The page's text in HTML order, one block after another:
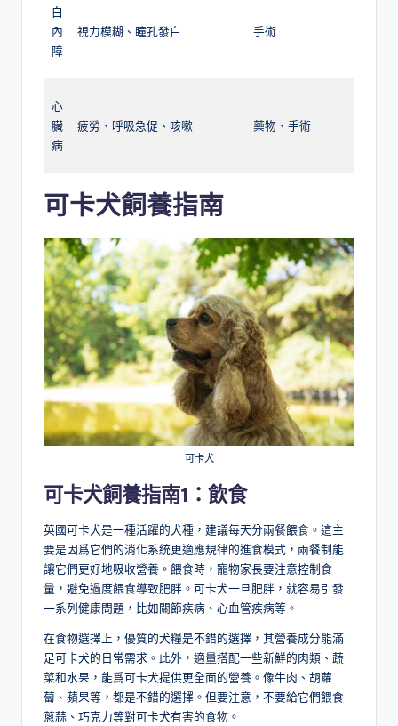
白
內
障
視力模糊、瞳孔發白 手術
心
臟
病
疲勞、呼吸急促、咳嗽 藥物、手術
可卡犬飼養指南
可卡犬
可卡犬飼養指南1：飲食
英國可卡犬是一種活躍的犬種，建議每天分兩餐餵食。這主
要是因爲它們的消化系統更適應規律的進食模式，兩餐制能
讓它們更好地吸收營養。餵食時，寵物家長要注意控制食
量，避免過度餵食導致肥胖。可卡犬一旦肥胖，就容易引發
一系列健康問題，比如關節疾病、心血管疾病等。
在食物選擇上，優質的犬糧是不錯的選擇，其營養成分能滿
足可卡犬的日常需求。此外，適量搭配一些新鮮的肉類、蔬
菜和水果，能爲可卡犬提供更全面的營養。像牛肉、胡蘿
蔔、蘋果等，都是不錯的選擇。但要注意，不要給它們餵食
蔥蒜、巧克力等對可卡犬有害的食物。